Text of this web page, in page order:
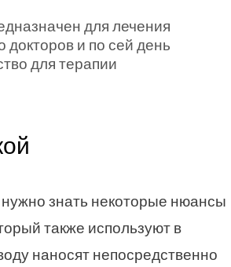
для лечения
и по сей день
для терапии
знать некоторые нюансы
также используют в
наносят непосредственно